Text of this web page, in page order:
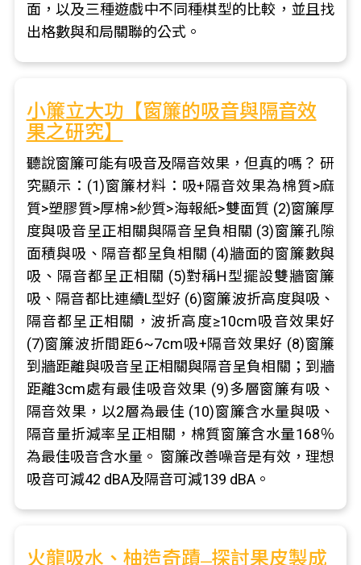
面，以及三種遊戲中不同種棋型的比較，並且找
出格數與和局關聯的公式。
小簾立大功【窗簾的吸音與隔音效
果之研究】
聽說窗簾可能有吸音及隔音效果，但真的嗎？ 研
究顯示：(1)窗簾材料：吸+隔音效果為棉質>麻
質>塑膠質>厚棉>紗質>海報紙>雙面質 (2)窗簾厚
度與吸音呈正相關與隔音呈負相關 (3)窗簾孔隙
面積與吸、隔音都呈負相關 (4)牆面的窗簾數與
吸、隔音都呈正相關 (5)對稱H型擺設雙牆窗簾
吸、隔音都比連續L型好 (6)窗簾波折高度與吸、
隔音都呈正相關，波折高度≥10cm吸音效果好
(7)窗簾波折間距6~7cm吸+隔音效果好 (8)窗簾
到牆距離與吸音呈正相關與隔音呈負相關；到牆
距離3cm處有最佳吸音效果 (9)多層窗簾有吸、
隔音效果，以2層為最佳 (10)窗簾含水量與吸、
隔音量折減率呈正相關，棉質窗簾含水量168％
為最佳吸音含水量。 窗簾改善噪音是有效，理想
吸音可減42 dBA及隔音可減139 dBA。
火龍吸水、柚造奇蹟 ̶ 探討果皮製成